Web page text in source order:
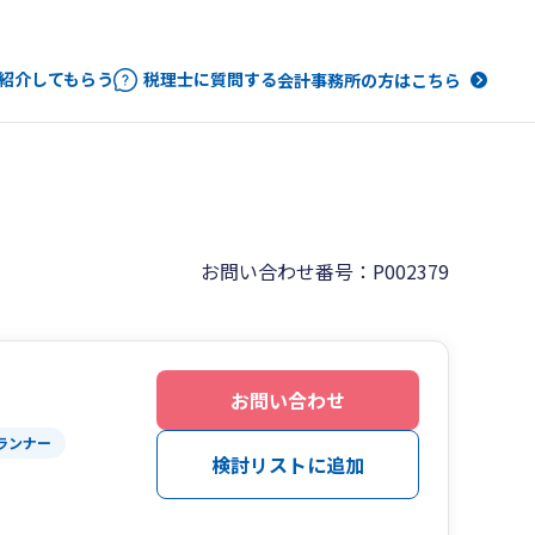
介してもらう 税理士に質問する会計事務所の方はこちら
お問い合わせ番号：P002379
ンナー
お問い合わせ
検討リストに追加